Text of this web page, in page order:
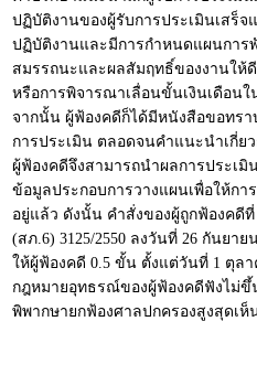
ปฏิบัติงานของผู้รับการประเมินเสร็จ
ปฏิบัติงานและมีการกำหนดแผนการ
สมรรถนะและผลสัมฤทธิ์ของงานให้
หรือการพิจารณาเลื่อนขั้นเงินเดือน
จากนั้น ผู้ฟ้องคดีก็ได้มีหนังสือขอทร
การประเมิน ตลอดจนคำแนะนำเกี่
ผู้ฟ้องคดีจึงสามารถนำผลการประเ
ข้อมูลประกอบการวางแผนเพื่อให้ก
อยู่แล้ว ดังนั้น คำสั่งของผู้ถูกฟ้องคดี
(สภ.6) 3125/2550 ลงวันที่ 26 กันยา
ให้ผู้ฟ้องคดี 0.5 ขั้น ตั้งแต่วันที่ 1 ตุล
กฎหมายอุทธรณ์ของผู้ฟ้องคดีฟังไม่
พิพากษายกฟ้องศาลปกครองสูงสุดเ